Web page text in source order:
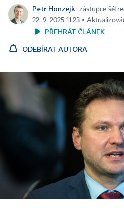
Petr Honzejk
zástupce
22. 9. 2025 11:23 ▪
PŘEHRÁT ČLÁNEK
ODEBÍRAT AUTORA